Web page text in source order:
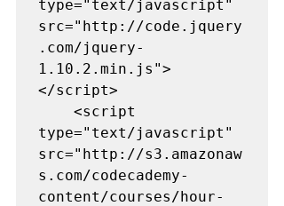
type="text/javascript"
src="http://code.jquery
.com/jquery-
1.10.2.min.js">
</script>
type="text/javascript"
src="http://s3.amazonaw
s.com/codecademy-
content/courses/hour-